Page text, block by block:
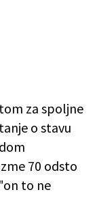
za spoljne
o stavu
70 odsto
to ne